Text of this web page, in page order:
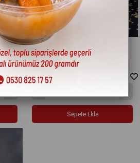
Sade Saray Helva 500 gr
₺260,00
Sepete Ekle